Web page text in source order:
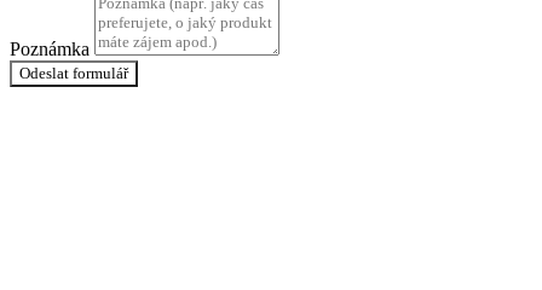
Poznámka
Odeslat formulář